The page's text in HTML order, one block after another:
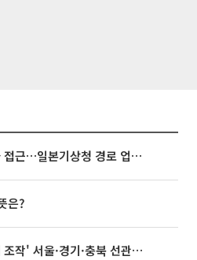
태풍 '돌핀' 오키나와 접근…일본기상청 경로 업데이트
은?
울·경기·충북 선관위 등 추가 압수수색